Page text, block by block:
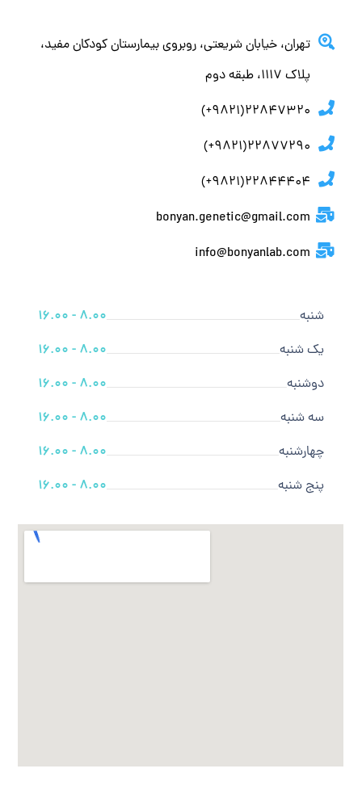
تهران، خيابان شريعتي، روبروي بيمارستان كودكان مفيد،
پلاك ١١١٧، طبقه دوم
22847320(9821+)
22877290(9821+)
22844404(9821+)
bonyan.genetic@gmail.com
info@bonyanlab.com
شنبه
8.00 - 16.00
یک شنبه
8.00 - 16.00
دوشنبه
8.00 - 16.00
سه شنبه
8.00 - 16.00
چهارشنبه
8.00 - 16.00
پنج شنبه
8.00 - 16.00